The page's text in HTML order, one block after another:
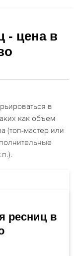
- цена в
в
как объем
(топ-мастер или
ресниц в